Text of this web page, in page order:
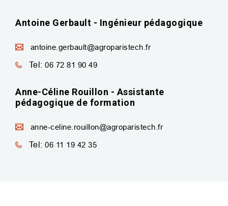
Antoine Gerbault - Ingénieur pédagogique
antoine.gerbault@agroparistech.fr
Tel: 06 72 81 90 49
Anne-Céline Rouillon - Assistante
pédagogique de formation
anne-celine.rouillon@agroparistech.fr
Tel: 06 11 19 42 35